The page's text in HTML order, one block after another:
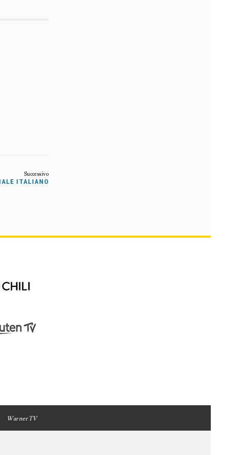
ITALIANO
WarnerTV